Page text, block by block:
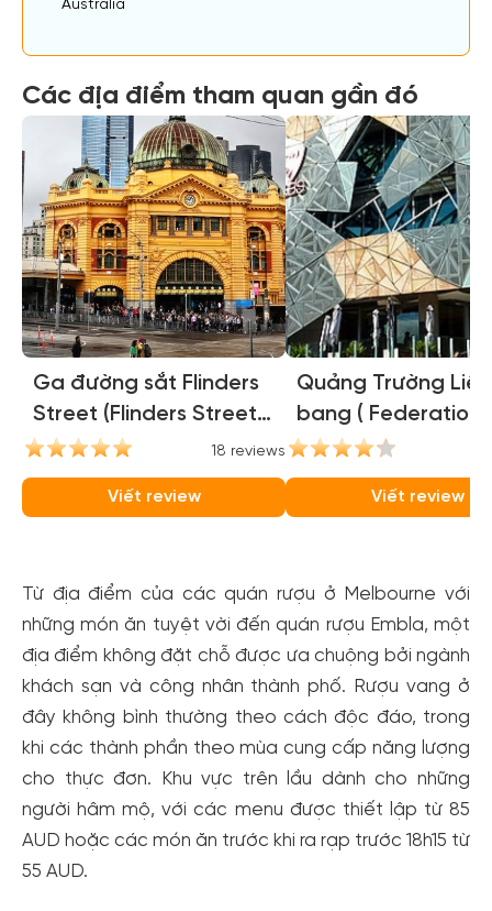
Australia
Các địa điểm tham quan gần đó
Ga đường sắt Flinders
Street (Flinders Street
Station)
18 reviews
Viết review
Quảng Trường Liên
bang ( Federation
Square )
Viết review
Từ địa điểm của các quán rượu ở Melbourne với
những món ăn tuyệt vời đến quán rượu Embla, một
địa điểm không đặt chỗ được ưa chuộng bởi ngành
khách sạn và công nhân thành phố. Rượu vang ở
đây không bình thường theo cách độc đáo, trong
khi các thành phần theo mùa cung cấp năng lượng
cho thực đơn. Khu vực trên lầu dành cho những
người hâm mộ, với các menu được thiết lập từ 85
AUD hoặc các món ăn trước khi ra rạp trước 18h15 từ
55 AUD.